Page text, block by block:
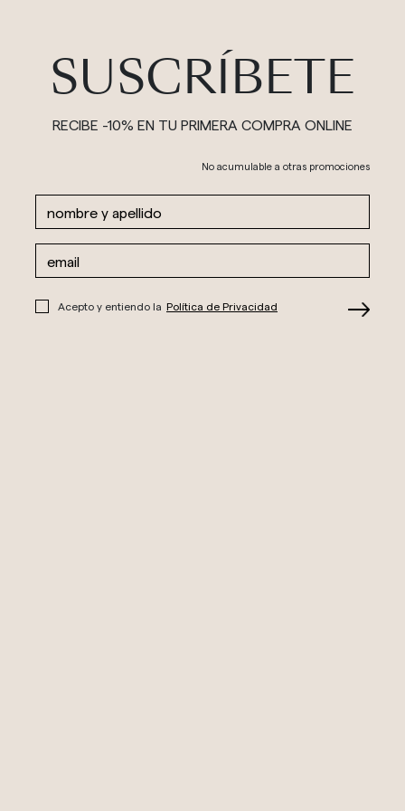
SUSCRÍBETE
RECIBE -10% EN TU PRIMERA COMPRA ONLINE
No acumulable a otras promociones
Acepto y entiendo la Política de Privacidad